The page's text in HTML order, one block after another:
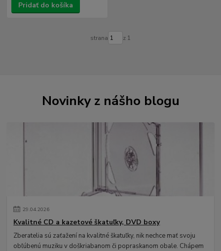
Pridať do košíka
strana z 1
Novinky z nášho blogu
29.04.2026
Kvalitné CD a kazetové škatuľky, DVD boxy
Zberatelia sú zaťažení na kvalitné škatuľky, nik nechce mať svoju
obľúbenú muziku v doškriabanom či popraskanom obale. Chápem